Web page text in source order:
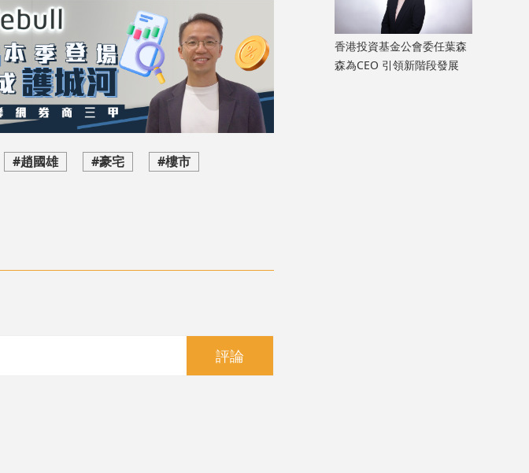
#趙國雄 #豪宅
#樓市
評論
香港投資基金公會委任葉森
森為CEO 引領新階段發展